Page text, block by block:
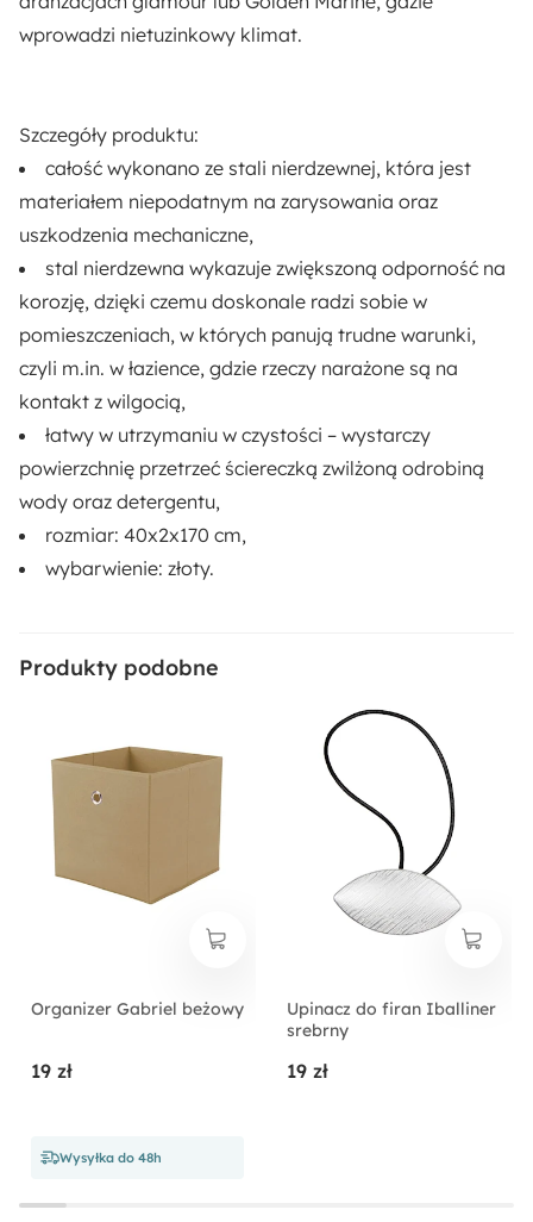
wprowadzi nietuzinkowy klimat.
Szczegóły produktu:
całość wykonano ze stali nierdzewnej, która jest
materiałem niepodatnym na zarysowania oraz
uszkodzenia mechaniczne,
stal nierdzewna wykazuje zwiększoną odporność na
korozję, dzięki czemu doskonale radzi sobie w
pomieszczeniach, w których panują trudne warunki,
czyli m.in. w łazience, gdzie rzeczy narażone są na
kontakt z wilgocią,
łatwy w utrzymaniu w czystości – wystarczy
powierzchnię przetrzeć ściereczką zwilżoną odrobiną
wody oraz detergentu,
rozmiar: 40x2x170 cm,
wybarwienie: złoty.
Produkty podobne
Organizer Gabriel beżowy
19 zł
Wysyłka do 48h
Upinacz do firan Iballiner
srebrny
19 zł